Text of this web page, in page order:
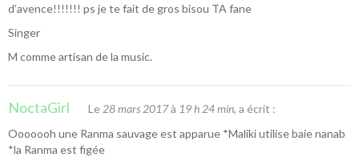
d’avence!!!!!!! ps je te fait de gros bisou TA fane
Singer
M comme artisan de la music.
NoctaGirl Le 28 mars 2017à 19 h 24 min, a écrit :
Ooooooh une Ranma sauvage est apparue *Maliki utilise baie nanab
*la Ranma est figée